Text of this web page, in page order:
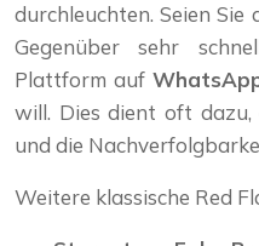
durchleuchten. Seien
Gegenüber sehr
Plattform auf
will. Dies dient oft dazu,
und die
Weitere klassische Red